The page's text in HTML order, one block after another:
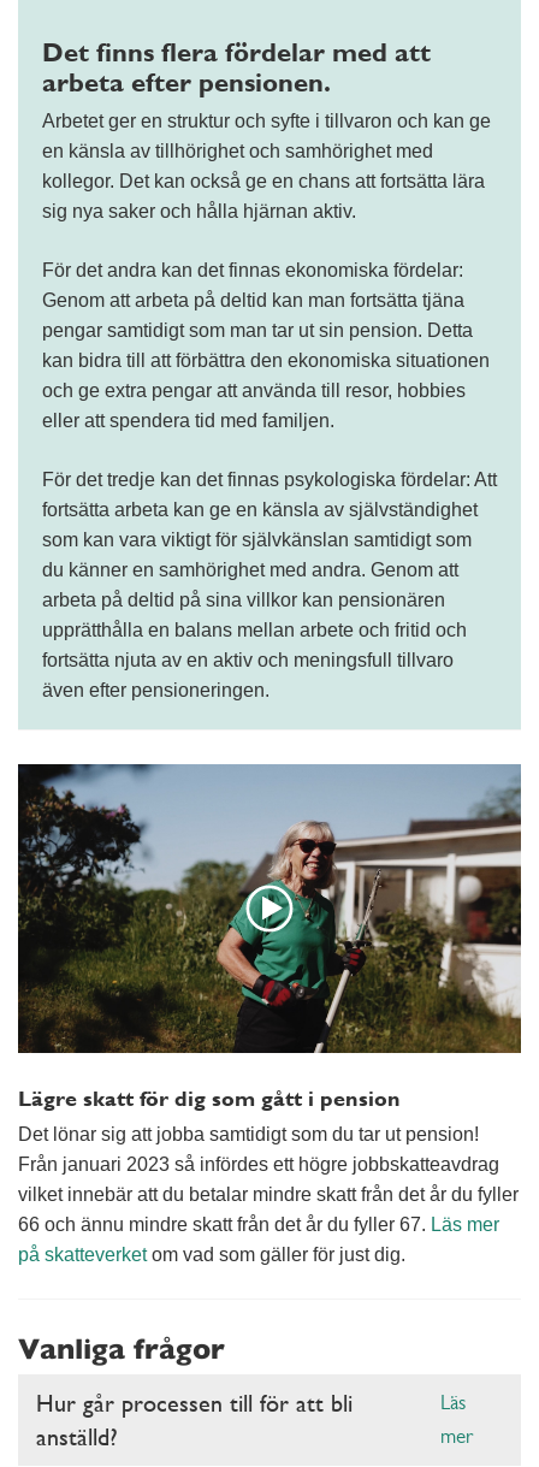
Det finns flera fördelar med att
arbeta efter pensionen.
Arbetet ger en struktur och syfte i tillvaron och kan ge
en känsla av tillhörighet och samhörighet med
kollegor. Det kan också ge en chans att fortsätta lära
sig nya saker och hålla hjärnan aktiv.
För det andra kan det finnas ekonomiska fördelar:
Genom att arbeta på deltid kan man fortsätta tjäna
pengar samtidigt som man tar ut sin pension. Detta
kan bidra till att förbättra den ekonomiska situationen
och ge extra pengar att använda till resor, hobbies
eller att spendera tid med familjen.
För det tredje kan det finnas psykologiska fördelar: Att
fortsätta arbeta kan ge en känsla av självständighet
som kan vara viktigt för självkänslan samtidigt som
du känner en samhörighet med andra. Genom att
arbeta på deltid på sina villkor kan pensionären
upprätthålla en balans mellan arbete och fritid och
fortsätta njuta av en aktiv och meningsfull tillvaro
även efter pensioneringen.
Lägre skatt för dig som gått i pension
Det lönar sig att jobba samtidigt som du tar ut pension!
Från januari 2023 så infördes ett högre jobbskatteavdrag
vilket innebär att du betalar mindre skatt från det år du fyller
66 och ännu mindre skatt från det år du fyller 67. Läs mer
på skatteverketom vad som gäller för just dig.
Vanliga frågor
Hur går processen till för att bli
anställd?
Läs
mer